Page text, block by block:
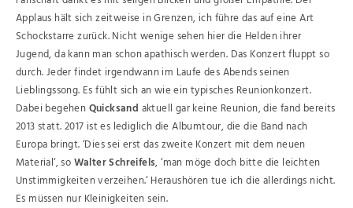
Applaus hält sich zeitweise in Grenzen, ich führe das auf eine Art
Schockstarre zurück. Nicht wenige sehen hier die Helden ihrer
Jugend, da kann man schon apathisch werden. Das Konzert fluppt so
durch. Jeder findet irgendwann im Laufe des Abends seinen
Lieblingssong. Es fühlt sich an wie ein typisches Reunionkonzert.
Dabei begehenQuicksand aktuell gar keine Reunion, die fand bereits
2013 statt. 2017 ist es lediglich die Albumtour, die die Band nach
Europa bringt. ‘Dies sei erst das zweite Konzert mit dem neuen
Material‘, soWalter Schreifels, ‘man möge doch bitte die leichten
Unstimmigkeiten verzeihen.‘ Heraushören tue ich die allerdings nicht.
Es müssen nur Kleinigkeiten sein.